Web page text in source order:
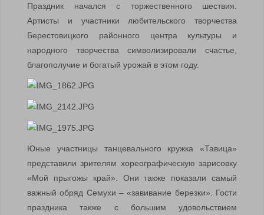
Праздник начался с торжественного шествия.
Артисты и участники любительского творчества
Берестовицкого районного центра культуры и
народного творчества символизировали счастье,
благополучие и богатый урожай в этом году.
Юные участницы танцевального кружка «Тавица»
представили зрителям хореографическую зарисовку
«Мой прыгожы край». Они также показали самый
важный обряд Семухи – «завивание березки». Гости
праздника также с большим удовольствием